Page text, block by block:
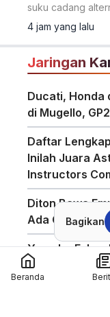
suku cadang
lebih terjangkau.
4 jam yang lalu
Jaringan
Ducati, Honda
di Mugello,
Daftar
Inilah Juara
Instructors
Diton Bawa
Ada
Yamaha
Bagian Depan
Bagikan
Beranda